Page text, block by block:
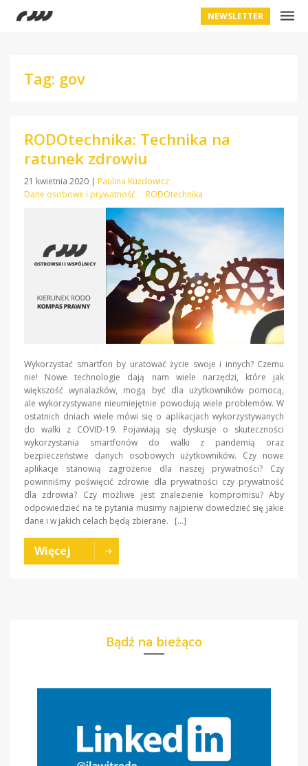
NEWSLETTER
Tag: gov
RODOtechnika: Technika na
ratunek zdrowiu
21 kwietnia 2020 | Paulina Kużdowicz
Dane osobowe i prywatność
RODOtechnika
Wykorzystać smartfon by uratować życie swoje i innych? Czemu
nie! Nowe technologie dają nam wiele narzędzi, które jak
większość wynalazków, mogą być dla użytkowników pomocą,
ale wykorzystywane nieumiejętnie powodują wiele problemów. W
ostatnich dniach wiele mówi się o aplikacjach wykorzystywanych
do walki z COVID-19. Pojawiają się dyskusje o skuteczności
wykorzystania smartfonów do walki z pandemią oraz
bezpieczeństwie danych osobowych użytkowników. Czy nowe
aplikacje stanowią zagrożenie dla naszej prywatności? Czy
powinniśmy poświęcić zdrowie dla prywatności czy prywatność
dla zdrowia? Czy możliwe jest znalezienie kompromisu? Aby
odpowiedzieć na te pytania musimy najpierw dowiedzieć się jakie
dane i w jakich celach będą zbierane. […]
Więcej
Bądź na bieżąco